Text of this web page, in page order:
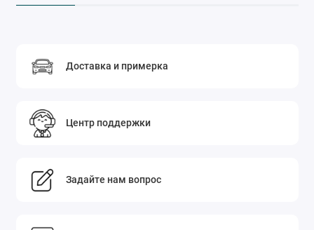
Доставка и примерка
Центр поддержки
Задайте нам вопрос